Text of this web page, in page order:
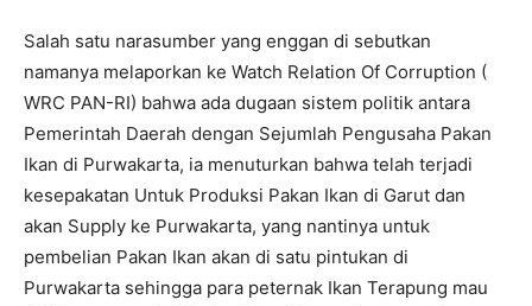
Salah satu narasumber yang enggan di sebutkan
namanya melaporkan ke Watch Relation Of Corruption (
WRC PAN-RI) bahwa ada dugaan sistem politik antara
Pemerintah Daerah dengan Sejumlah Pengusaha Pakan
Ikan di Purwakarta, ia menuturkan bahwa telah terjadi
kesepakatan Untuk Produksi Pakan Ikan di Garut dan
akan Supply ke Purwakarta, yang nantinya untuk
pembelian Pakan Ikan akan di satu pintukan di
Purwakarta sehingga para peternak Ikan Terapung mau